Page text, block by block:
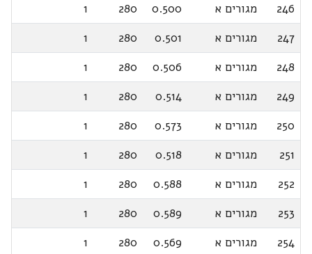
246
מגורים א 0.500
280
1
247
מגורים א 0.501
280
1
248
מגורים א 0.506
280
1
249
מגורים א 0.514
280
1
250
מגורים א 0.573
280
1
251
מגורים א 0.518
280
1
252
מגורים א 0.588
280
1
253
מגורים א 0.589
280
1
254
מגורים א 0.569
280
1